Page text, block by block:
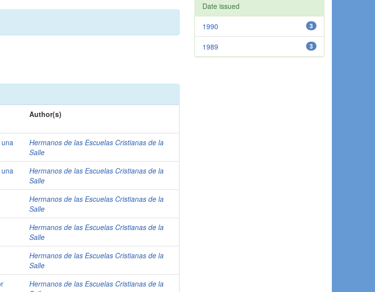
Author(s)
Hermanos de las Escuelas Cristianas de la
Salle
Hermanos de las Escuelas Cristianas de la
Salle
Hermanos de las Escuelas Cristianas de la
Salle
Hermanos de las Escuelas Cristianas de la
Salle
Hermanos de las Escuelas Cristianas de la
Salle
Hermanos de las Escuelas Cristianas de la
Date issued
3
1990
3
1989